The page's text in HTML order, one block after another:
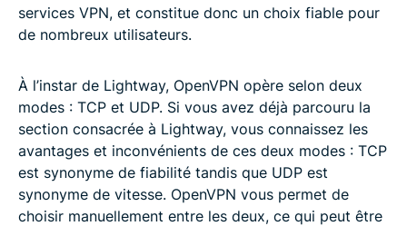
services VPN, et constitue donc un choix fiable pour
de nombreux utilisateurs.
À l’instar de Lightway, OpenVPN opère selon deux
modes : TCP et UDP. Si vous avez déjà parcouru la
section consacrée à Lightway, vous connaissez les
avantages et inconvénients de ces deux modes : TCP
est synonyme de fiabilité tandis que UDP est
synonyme de vitesse. OpenVPN vous permet de
choisir manuellement entre les deux, ce qui peut être